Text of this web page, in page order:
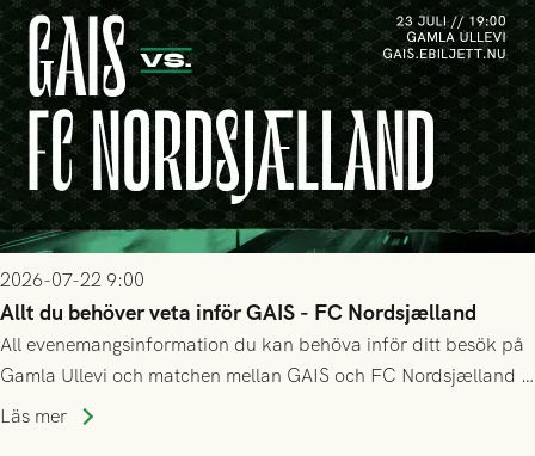
2026-07-22 9:00
Allt du behöver veta inför GAIS - FC Nordsjælland
All evenemangsinformation du kan behöva inför ditt besök på
Gamla Ullevi och matchen mellan GAIS och FC Nordsjælland i
kvalet till Conference League! Avspark kl 19.00 på torsdag
Läs mer